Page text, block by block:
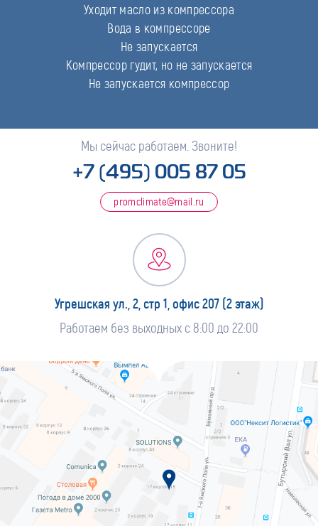
Уходит масло из компрессора
Вода в компрессоре
Не запускается
Компрессор гудит, но не запускается
Не запускается компрессор
Мы сейчас работаем. Звоните!
+7 (495) 005 87 05
promclimate@mail.ru
Угрешская ул., 2, стр 1, офис 207 (2 этаж)
Работаем без выходных с 8:00 до 22:00